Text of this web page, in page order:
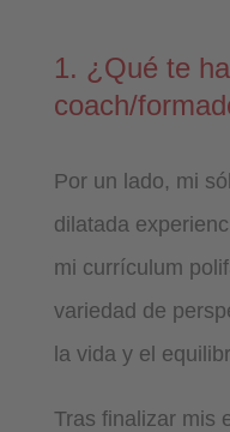
1. ¿Qué te
coach/
Por un lado, mi
dilatada
mi currículum
variedad de
la vida y el
Tras finalizar mis